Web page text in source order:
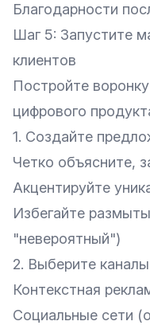
Благодарности
Шаг 5: Запустите
клиентов
Постройте
цифрового
1. Создайте
Четко объясните,
Акцентируйте
Избегайте
"невероятный")
2. Выберите
Контекстная
Социальные сети